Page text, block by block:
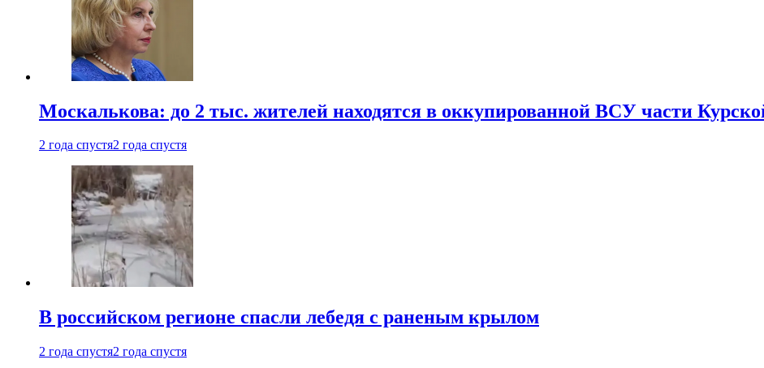
Москалькова: до 2 тыс. жителей находятся в оккупированной ВСУ части
2 года спустя2 года спустя
В российском регионе спасли лебедя с раненым крылом
2 года спустя2 года спустя